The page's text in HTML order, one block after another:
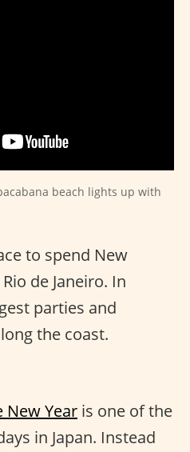
beach lights up with
to spend New
de Janeiro. In
parties and
the coast.
New Year is one of the
in Japan. Instead